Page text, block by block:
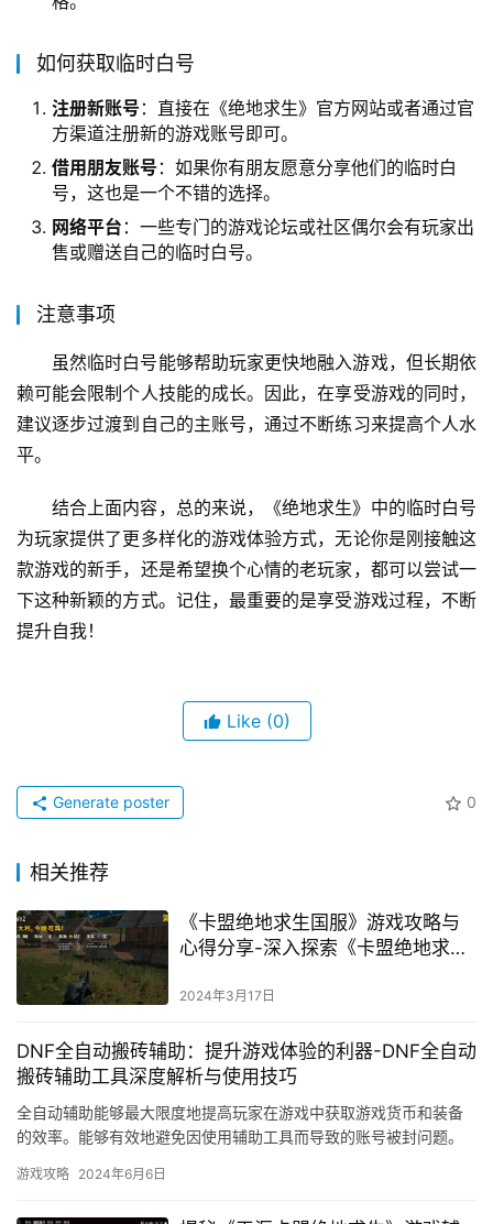
如何获取临时白号
注册新账号 ：直接在《绝地求生》官方网站或者通过官
方渠道注册新的游戏账号即可。
借用朋友账号 ：如果你有朋友愿意分享他们的临时白
号，这也是一个不错的选择。
网络平台 ：一些专门的游戏论坛或社区偶尔会有玩家出
售或赠送自己的临时白号。
注意事项
虽然临时白号能够帮助玩家更快地融入游戏，但长期依
赖可能会限制个人技能的成长。因此，在享受游戏的同时，
建议逐步过渡到自己的主账号，通过不断练习来提高个人水
平。
结合上面内容，总的来说，《绝地求生》中的临时白号
为玩家提供了更多样化的游戏体验方式，无论你是刚接触这
款游戏的新手，还是希望换个心情的老玩家，都可以尝试一
下这种新颖的方式。记住，最重要的是享受游戏过程，不断
提升自我！
Like (0)
0
Generate poster
相关推荐
《卡盟绝地求生国服》游戏攻略与
心得分享-深入探索《卡盟绝地求生
2024年3月17日
DNF全自动搬砖辅助：提升游戏体验的利器-DNF全自动
搬砖辅助工具深度解析与使用技巧
全自动辅助能够最大限度地提高玩家在游戏中获取游戏货币和装备
的效率。能够有效地避免因使用辅助工具而导致的账号被封问题。
游戏攻略 2024年6月6日